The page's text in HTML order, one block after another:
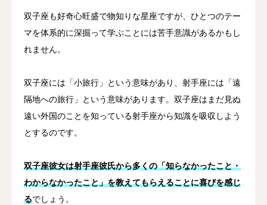
双子座も好奇心旺盛で物知りな星座ですが、ひとつのテー
マを体系的に深掘って学ぶことには苦手意識があるかもし
れません。
双子座には「小旅行」という意味があり、射手座には「遠
隔地への旅行」という意味があります。双子座はまだ見ぬ
遠い外国のことを知っている射手座から知識を吸収しよう
とするのです。
双子座彼女は射手座彼氏から多くの「知らなかったこと・
わからなかったこと」を教えてもらえることに喜びを感じ
るでしょう。